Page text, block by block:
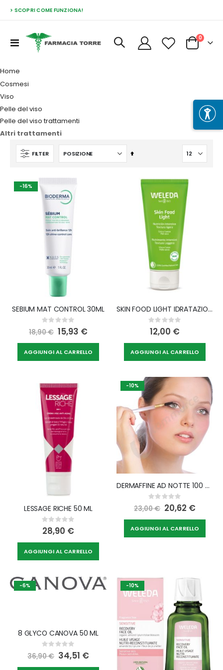
> SCOPRI COME FUNZIONA!
Toggle
Cart
0
Home
Cosmesi
Viso
Pelle del viso
Pelle del viso trattamenti
Altri trattamenti
FILTER
Imposta
decrescente
-16%
SEBIUM MAT CONTROL 30ML
Rating:
0%
18,90 € Special
Price
15,93 €
AGGIUNGI AL CARRELLO
SKIN FOOD LIGHT IDRATAZIONE INTENSIVA 75 ML
Rating:
0%
12,00 €
AGGIUNGI AL CARRELLO
LESSAGE RICHE 50 ML
Rating:
0%
28,90 €
AGGIUNGI AL CARRELLO
-10%
DERMAFFINE AD NOTTE 100 ML
Rating:
0%
23,00 € Special
Price
20,62 €
AGGIUNGI AL CARRELLO
-6%
8 GLYCO CANOVA 50 ML
Rating:
0%
36,90 € Special
Price
34,51 €
-10%